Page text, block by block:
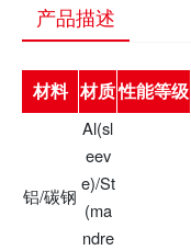
产品描述
材料 材质性能等级
铝/碳钢
Al(sl
eev
e)/St
(ma
ndre